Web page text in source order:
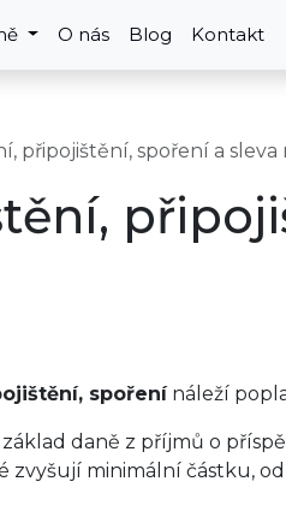
O nás Blog Kontakt
připojištění, spoření a sleva
spořenínáleží
daně z příjmů o
zvyšují minimální částku,